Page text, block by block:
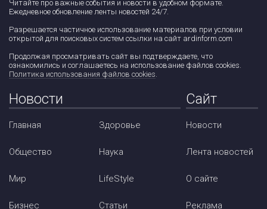
Читайте про важные события и новости в удобном формате.
Ежедневное обновление ленты новостей 24/7.
Разрешается частичное использование материалов при условии
открытой для поисковых систем ссылки на сайт ardinform.com
Продолжая просматривать сайт вы подтверждаете, что
ознакомились и соглашаетесь на использование файлов cookies.
Политика использования файлов cookies.
Новости
Главная
Общество
Мир
Бизнес
Здоровье
Наука
LifeStyle
Статьи
Сайт
Новости
Лента новостей
О сайте
Реклама